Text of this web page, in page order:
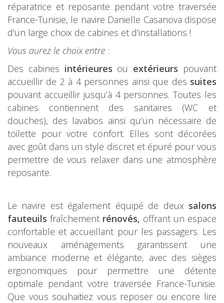
réparatrice et reposante pendant votre traversée
France-Tunisie, le navire Danielle Casanova dispose
d’un large choix de cabines et d’installations !
Vous aurez le choix entre :
Des cabines intérieures ou extérieurs pouvant
accueillir de 2 à 4 personnes ainsi que des suites
pouvant accueillir jusqu’à 4 personnes. Toutes les
cabines contiennent des sanitaires (WC et
douches), des lavabos ainsi qu’un nécessaire de
toilette pour votre confort. Elles sont décorées
avec goût dans un style discret et épuré pour vous
permettre de vous relaxer dans une atmosphère
reposante.
Le navire est également équipé de deux salons
fauteuils fraîchement rénovés, offrant un espace
confortable et accueillant pour les passagers. Les
nouveaux aménagements garantissent une
ambiance moderne et élégante, avec des sièges
ergonomiques pour permettre une détente
optimale pendant votre traversée France-Tunisie.
Que vous souhaitiez vous reposer ou encore lire